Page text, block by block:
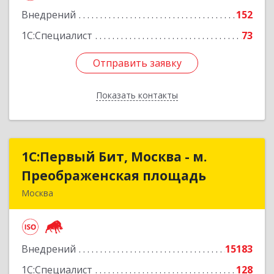
Внедрений
152
1С:Специалист
73
Отправить заявку
Показать контакты
Отправить заявку
Назад
1С:Первый Бит, Москва - м.
Преображенская площадь
Москва
Внедрений
15183
1С:Специалист
128
1С:Первый Бит, Москва - м.
Преображенская площадь
Подробнее